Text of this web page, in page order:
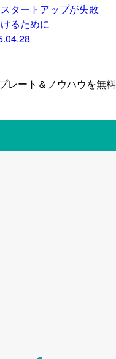
タートアップが失敗
るために
レート＆ノウハウを無料